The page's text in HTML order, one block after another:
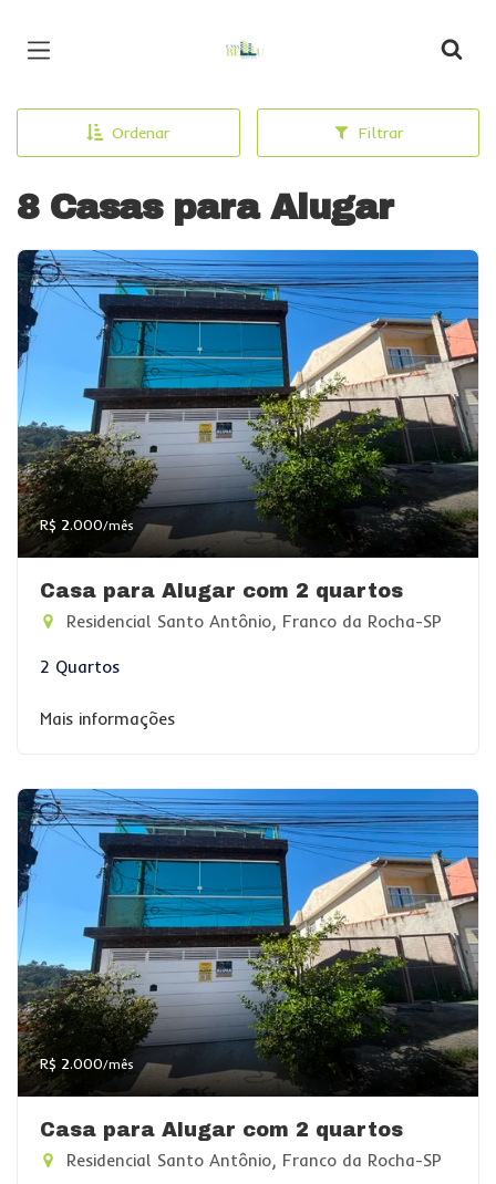
Ordenar Filtrar
8 Casas para Alugar
R$ 2.000/mês
Casa para Alugar com 2 quartos
Residencial Santo Antônio, Franco da Rocha-SP
2 Quartos
Mais informações
R$ 2.000/mês
Casa para Alugar com 2 quartos
Residencial Santo Antônio, Franco da Rocha-SP